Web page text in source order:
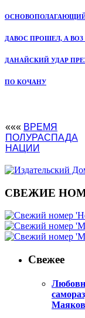
ОСНОВОПОЛАГАЮЩИЙ
ДАВОС ПРОШЕЛ, А
ДАНАЙСКИЙ УДАР
ПО КОЧАНУ
««« ВРЕМЯ
ПОЛУРАСПАДА
НАЦИИ
СВЕЖИЕ
Свежее